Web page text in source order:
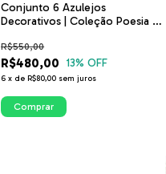
Conjunto 6 Azulejos
Decorativos | Coleção Poesia na
Frases | ITsLEJO
R$480,00
R$550,00
13% OFF
6 x deR$80,00 sem juros